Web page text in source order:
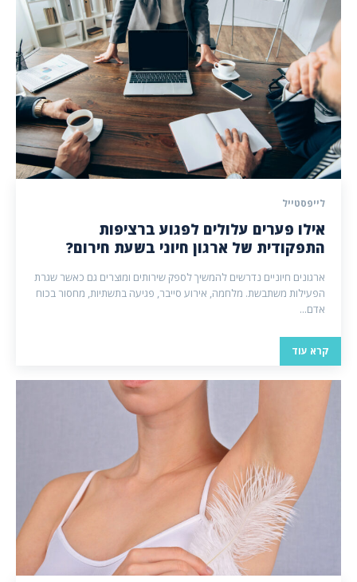
לייפסטייל
אילו פערים עלולים לפגוע ברציפות
התפקודית של ארגון חיוני בשעת חירום?
ארגונים חיוניים נדרשים להמשיך לספק שירותים ומוצרים גם כאשר שגרת
הפעילות משתבשת. מלחמה, אירוע סייבר, פגיעה בתשתיות, מחסור בכוח
אדם...
קרא עוד